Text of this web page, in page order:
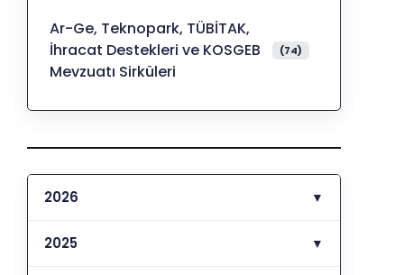
Ar-Ge, Teknopark, TÜBİTAK,
İhracat Destekleri ve KOSGEB
Mevzuatı Sirküleri
(74)
2026 ▼
2025 ▼